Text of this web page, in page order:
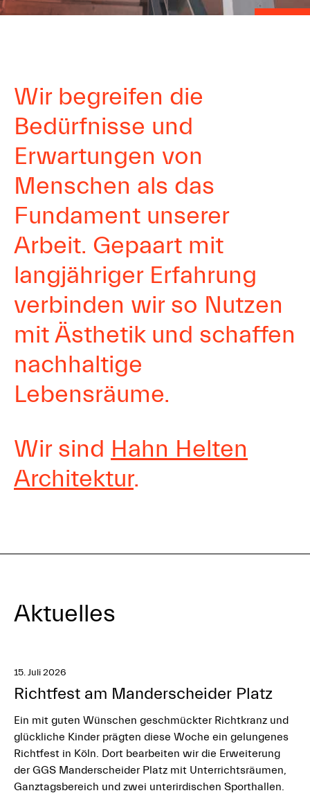
Wir begreifen die
Bedürfnisse und
Erwartungen von
Menschen als das
Fundament unserer
Arbeit. Gepaart mit
langjähriger Erfahrung
verbinden wir so Nutzen
mit Ästhetik und schaffen
nachhaltige
Lebensräume.
Wir sind Hahn Helten
Architektur.
Aktuelles
15. Juli 2026
Richtfest am Manderscheider Platz
Ein mit guten Wünschen geschmückter Richtkranz und
glückliche Kinder prägten diese Woche ein gelungenes
Richtfest in Köln. Dort bearbeiten wir die Erweiterung
der GGS Manderscheider Platz mit Unterrichtsräumen,
Ganztagsbereich und zwei unterirdischen Sporthallen.